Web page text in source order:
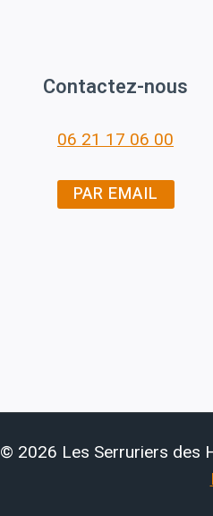
Contactez-nous
06 21 17 06 00
PAR EMAIL
© 2026 Les Serruriers des